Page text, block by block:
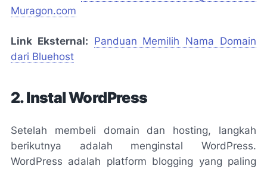
Muragon.com
Link Eksternal: Panduan Memilih Nama Domain
dari Bluehost
2. Instal WordPress
Setelah membeli domain dan hosting, langkah
berikutnya adalah menginstal WordPress.
WordPress adalah platform blogging yang paling